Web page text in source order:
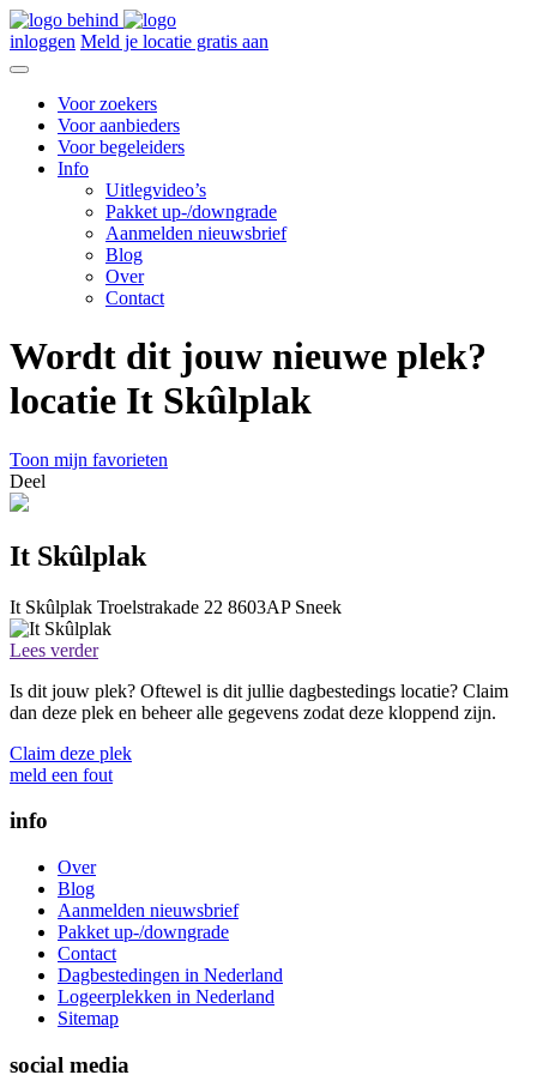
inloggen Meld je locatie gratis aan
Voor zoekers
Voor aanbieders
Voor begeleiders
Info
Uitlegvideo’s
Pakket up-/downgrade
Aanmelden nieuwsbrief
Blog
Over
Contact
Wordt dit jouw nieuwe plek?
locatie It Skûlplak
Toon mijn favorieten
Deel
It Skûlplak
It Skûlplak Troelstrakade 22 8603AP Sneek
Lees verder
Is dit jouw plek? Oftewel is dit jullie dagbestedings locatie? Claim
dan deze plek en beheer alle gegevens zodat deze kloppend zijn.
Claim deze plek
meld een fout
info
Over
Blog
Aanmelden nieuwsbrief
Pakket up-/downgrade
Contact
Dagbestedingen in Nederland
Logeerplekken in Nederland
Sitemap
social media